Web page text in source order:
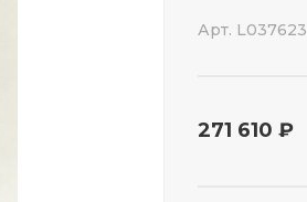
Арт. L037623
271 610 ₽